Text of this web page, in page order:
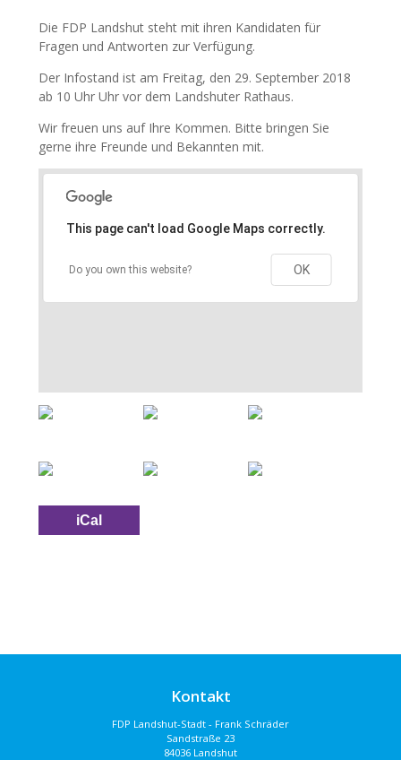
Die FDP Landshut steht mit ihren Kandidaten für
Fragen und Antworten zur Verfügung.
Der Infostand ist am Freitag, den 29. September 2018
ab 10 Uhr Uhr vor dem Landshuter Rathaus.
Wir freuen uns auf Ihre Kommen. Bitte bringen Sie
gerne ihre Freunde und Bekannten mit.
This page can't load Google Maps correctly.
Do you own this website? OK
iCal
Kontakt
FDP Landshut-Stadt - Frank Schräder
Sandstraße 23
84036 Landshut